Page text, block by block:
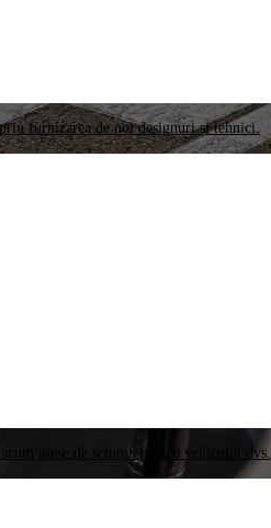
furnizarea de noi designuri și tehnici.
piese de schimb pentru vehiculul dvs.